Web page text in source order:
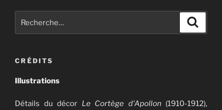
CRÉDITS
Illustrations
Détails du décor Le Cortège d'Apollon (1910-1912),